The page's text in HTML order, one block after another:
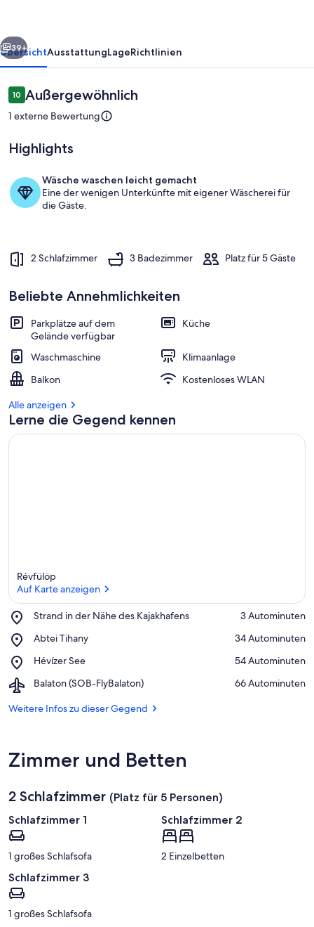
Garden,
Révfülöp,
Hungary
Seeblick
Weiter
39+
ÜbersichtAusstattungLageRichtlinien
Bewertungen
1010 von 10.
Außergewöhnlich
1 externe Bewertung
Highlights
Wäsche waschen leicht gemacht
Eine der wenigen Unterkünfte mit eigener Wäscherei für
die Gäste.
2 Schlafzimmer 3 Badezimmer Platz für 5 Gäste
Beliebte Annehmlichkeiten
Parkplätze auf dem
Gelände verfügbar
Küche
Waschmaschine
Klimaanlage
Balkon
Kostenloses WLAN
Alle anzeigen
Lerne die Gegend kennen
Révfülöp
Auf Karte anzeigen
Strand in der Nähe des Kajakhafens
Place,
in
Nähe
des
Kajakhafens
‪3 Autominuten‬
Abtei Tihany
Place,
Tihany
‪34 Autominuten‬
Hévízer See
Place,
See
‪54 Autominuten‬
Balaton (SOB-FlyBalaton)
Airport,
(SOB-
‪66 Autominuten‬
Weitere Infos zu dieser Gegend
Zimmer und Betten
2 Schlafzimmer (Platz für 5 Personen)
Schlafzimmer 1
1 großes Schlafsofa
Schlafzimmer 2
2 Einzelbetten
Schlafzimmer 3
1 großes Schlafsofa